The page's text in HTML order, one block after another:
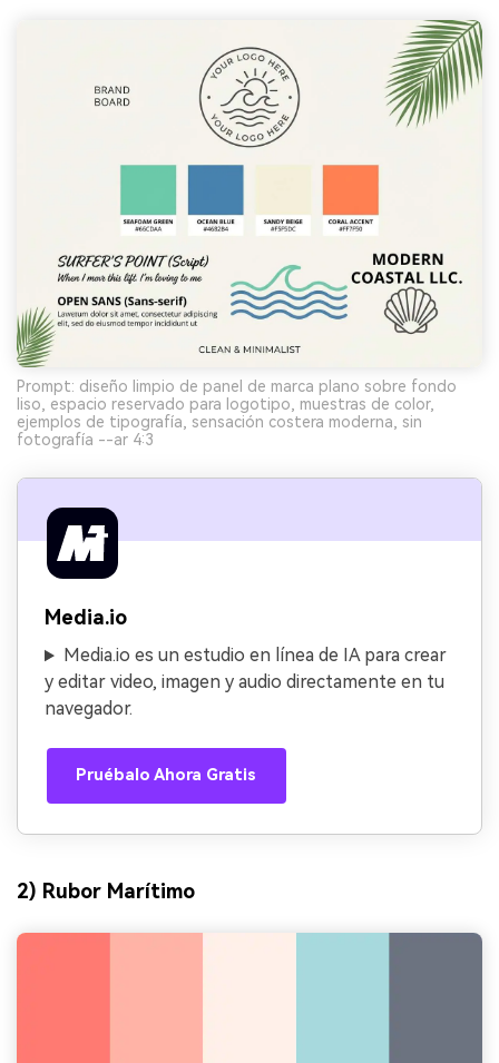
Prompt: diseño limpio de panel de marca plano sobre fondo
liso, espacio reservado para logotipo, muestras de color,
ejemplos de tipografía, sensación costera moderna, sin
fotografía --ar 4:3
Media.io
Media.io es un estudio en línea de IA para crear
y editar video, imagen y audio directamente en tu
navegador.
Pruébalo Ahora Gratis
2) Rubor Marítimo